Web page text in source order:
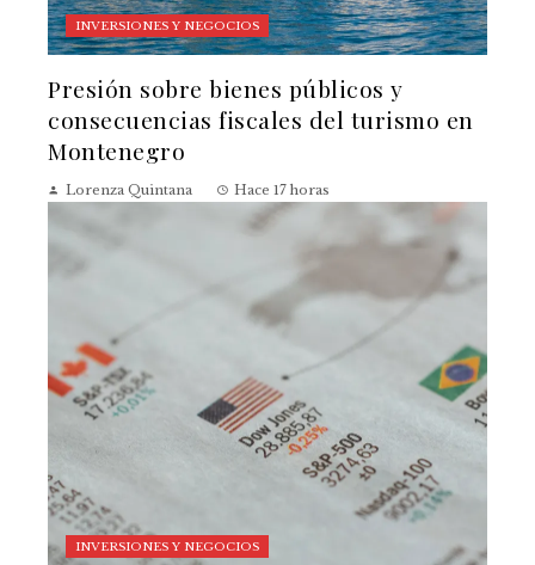
INVERSIONES Y NEGOCIOS
Presión sobre bienes públicos y
consecuencias fiscales del turismo en
Montenegro
Lorenza Quintana Hace 17 horas
INVERSIONES Y NEGOCIOS